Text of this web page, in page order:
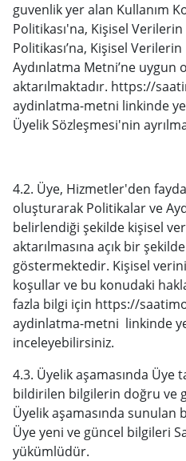
guvenlikyer alan Kullanım
Politikası'na, Kişisel
Politikası’na, Kişisel
Aydınlatma Metni’ne uygun
aktarılmaktadır. https://
aydinlatma-metni linkinde
Üyelik Sözleşmesi'nin
4.2. Üye, Hizmetler'den
oluşturarak Politikalar ve
belirlendiği şekilde kişisel
aktarılmasına açık bir
göstermektedir. Kişisel
koşullar ve bu konudaki
fazla bilgi için https://
aydinlatma-metni linkinde
inceleyebilirsiniz.
4.3. Üyelik aşamasında Üye
bildirilen bilgilerin doğru ve
Üyelik aşamasında
Üye yeni ve güncel bilgileri
yükümlüdür.